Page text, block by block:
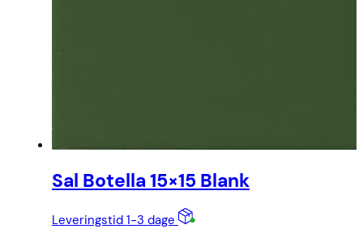
Sal Botella 15×15 Blank
Leveringstid 1-3 dage